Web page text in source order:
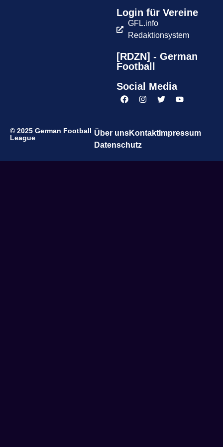
Login für Vereine
GFL.info
Redaktionsystem
[RDZN] - German
Football
Social Media
© 2025 German Football
League
Über unsKontaktImpressum
Datenschutz